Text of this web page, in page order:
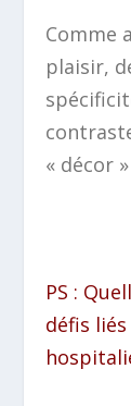
Comme
plaisir,
« décor
PS :
défis